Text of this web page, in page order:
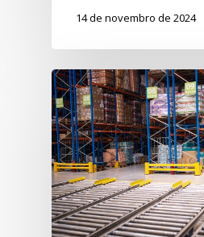
14 de novembro de 2024